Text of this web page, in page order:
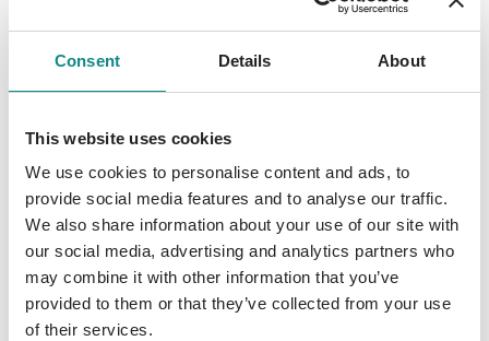
Consent Details About
This website uses cookies
We use cookies to personalise content and ads, to
provide social media features and to analyse our traffic.
We also share information about your use of our site with
our social media, advertising and analytics partners who
may combine it with other information that you’ve
provided to them or that they’ve collected from your use
of their services.
in der Türkei. Nuri Özkan erblickt das Licht der
verschiedene Kulturen, Länder und deren
verbringt er in der Türkei, um dann mit zehn
diesem, seinem siebenten Buch, schildert
Jack Nuri den harten Weg zum Österreicher,
der gepflastert ist mit Sprachschwierigkeiten,
Missverständnissen, Rassismus und
kulturellem Durcheinander, aber auch einige
unerwartete Wunder für ihn bereithält. Dem